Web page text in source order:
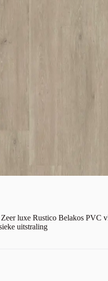
luxe Rustico Belakos PVC
uitstraling